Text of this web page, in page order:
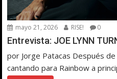
mayo 21, 2026 RISE! 0
Entrevista: JOE LYNN
por Jorge Patacas Después
cantando para Rainbow a